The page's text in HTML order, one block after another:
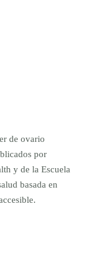
de ovario
por
y de la Escuela
basada en